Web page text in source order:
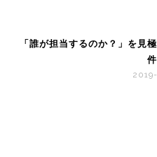
「誰が担当するのか？」を見
件